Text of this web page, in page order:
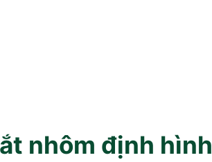
nhôm định hình